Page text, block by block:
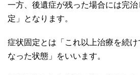
一方、後遺症が残った場合には完
定」となります。
症状固定とは「これ以上治療を続け
なった状態」をいいます。